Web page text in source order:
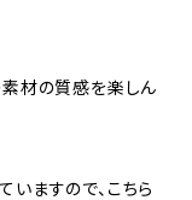
材の質感を楽しん
ますので、こちら